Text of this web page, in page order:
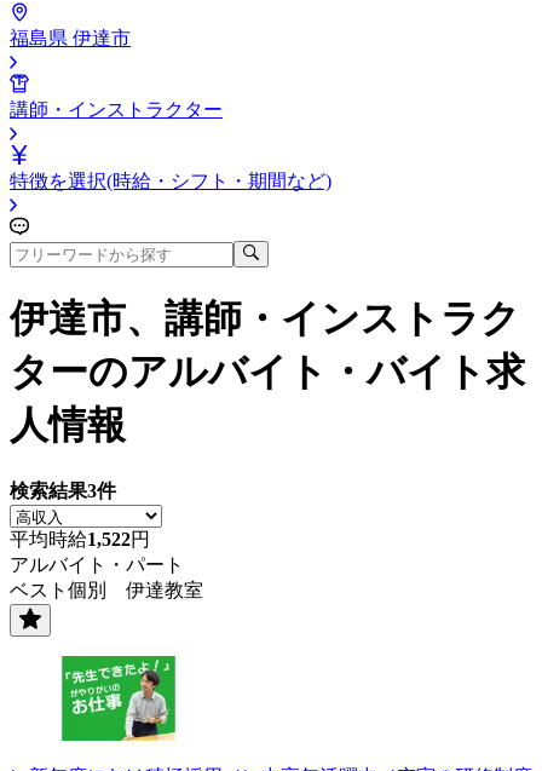
福島県 伊達市
講師・インストラクター
特徴を選択(時給・シフト・期間など)
伊達市、講師・インストラク
ターのアルバイト・バイト求
人情報
検索結果3件
平均時給1,522円
アルバイト・パート
ベスト個別 伊達教室